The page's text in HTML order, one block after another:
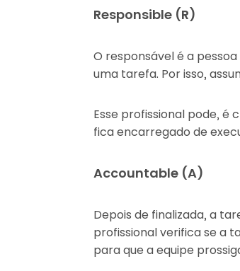
Responsible (R)
O responsável é a
uma tarefa. Por isso,
Esse profissional pode, é
fica encarregado de
Accountable (A)
Depois de finalizada, a
profissional verifica se a
para que a equipe